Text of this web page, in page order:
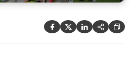
    